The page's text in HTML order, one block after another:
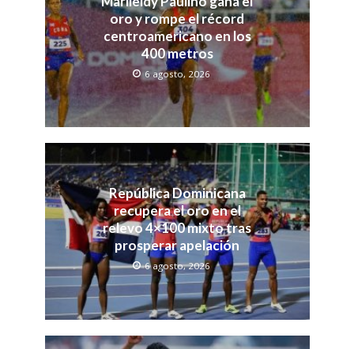
oro y rompe el récord
centroamericano en los
400 metros
6 agosto, 2026
República Dominicana
recupera el oro en el
relevo 4×100 mixto tras
prosperar apelación
6 agosto, 2026